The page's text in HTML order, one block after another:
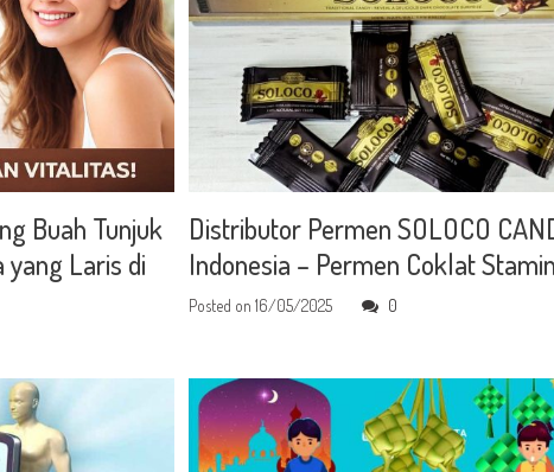
Buah Tunjuk
Laris di
Distributor Permen SOLOCO
Indonesia – Permen Coklat
Posted on16/05/2025 0